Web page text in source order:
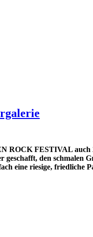
ROCK FESTIVAL
geschafft, den
eine riesige, friedliche